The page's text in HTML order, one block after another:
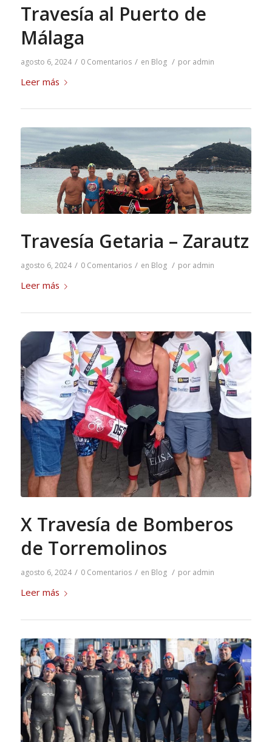
Travesía al Puerto de
Málaga
agosto 6, 2024 / 0 Comentarios / en Blog / por admin
Leer más
Travesía Getaria – Zarautz
agosto 6, 2024 / 0 Comentarios / en Blog / por admin
Leer más
X Travesía de Bomberos
de Torremolinos
agosto 6, 2024 / 0 Comentarios / en Blog / por admin
Leer más